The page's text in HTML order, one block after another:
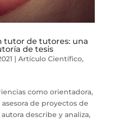
tutor de tutores: una
de tesis
| Artículo Científico,
como orientadora,
de proyectos de
describe y analiza,